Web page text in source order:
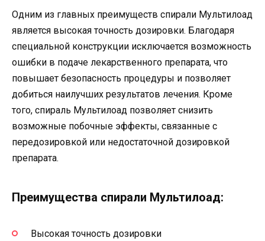
Одним из главных преимуществ спирали Мультилоад
является высокая точность дозировки. Благодаря
специальной конструкции исключается возможность
ошибки в подаче лекарственного препарата, что
повышает безопасность процедуры и позволяет
добиться наилучших результатов лечения. Кроме
того, спираль Мультилоад позволяет снизить
возможные побочные эффекты, связанные с
передозировкой или недостаточной дозировкой
препарата.
Преимущества спирали Мультилоад:
Высокая точность дозировки